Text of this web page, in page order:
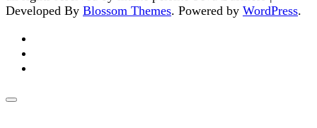
Developed By Blossom Themes. Powered by WordPress.